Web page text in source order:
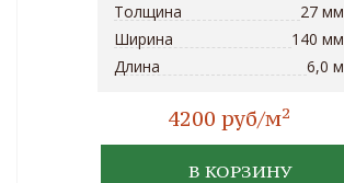
Толщина
27 мм
Ширина
140 мм
Длина
6,0 м
4200 руб/м2
В КОРЗИНУ